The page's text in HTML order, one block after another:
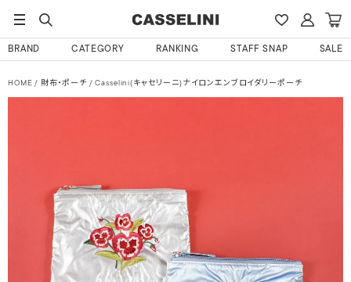
BRAND CATEGORY RANKING STAFF SNAP SALE
HOME 財布・ポーチ Casselini(キャセリーニ)ナイロンエンブロイダリーポーチ